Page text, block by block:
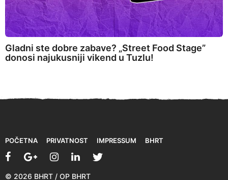
Gladni ste dobre zabave? „Street Food Stage”
donosi najukusniji vikend u Tuzlu!
POČETNA PRIVATNOST IMPRESSUM BHRT
© 2026 BHRT / OP BHRT